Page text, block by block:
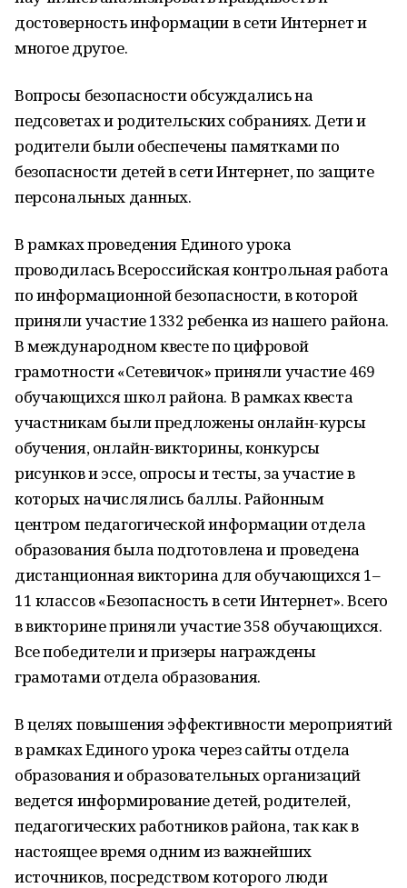
достоверность информации в сети Интернет и
многое другое.
Вопросы безопасности обсуждались на
педсоветах и родительских собраниях. Дети и
родители были обеспечены памятками по
безопасности детей в сети Интернет, по защите
персональных данных.
В рамках проведения Единого урока
проводилась Всероссийская контрольная работа
по информационной безопасности, в которой
приняли участие 1332 ребенка из нашего района.
В международном квесте по цифровой
грамотности «Сетевичок» приняли участие 469
обучающихся школ района. В рамках квеста
участникам были предложены онлайн-курсы
обучения, онлайн-викторины, конкурсы
рисунков и эссе, опросы и тесты, за участие в
которых начислялись баллы. Районным
центром педагогической информации отдела
образования была подготовлена и проведена
дистанционная викторина для обучающихся 1–
11 классов «Безопасность в сети Интернет». Всего
в викторине приняли участие 358 обучающихся.
Все победители и призеры награждены
грамотами отдела образования.
В целях повышения эффективности мероприятий
в рамках Единого урока через сайты отдела
образования и образовательных организаций
ведется информирование детей, родителей,
педагогических работников района, так как в
настоящее время одним из важнейших
источников, посредством которого люди